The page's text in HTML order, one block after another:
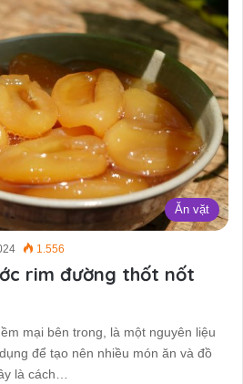
Ăn vặt
1.556
rim đường thốt nốt
mại bên trong, là một nguyên liệu
để tạo nên nhiều món ăn và đồ
là cách…